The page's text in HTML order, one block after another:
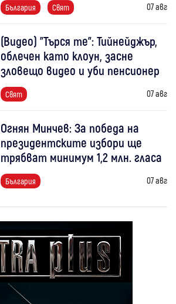
България Свят 07 авг
(Видео) "Търся те": Тийнейджър,
облечен като клоун, засне
зловещо видео и уби пенсионер
Свят 07 авг
Огнян Минчев: За победа на
президентските избори ще
трябват минимум 1,2 млн. гласа
България 07 авг